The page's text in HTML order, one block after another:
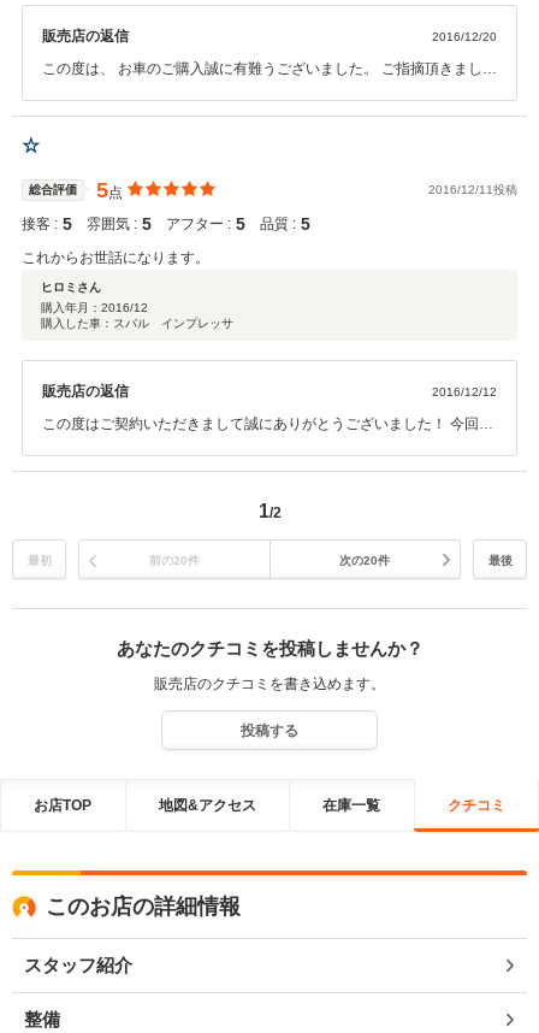
販売店の返信 2016/12/20
この度は、 お車のご購入誠に有難うございました。 ご指摘頂きました
ポートも充実しておりますので 引き続きカーライフを全力でサポート
☆
総合評価 5点 2016/12/11投稿
接客 : 5 雰囲気 : 5 アフター : 5 品質 : 5
これからお世話になります。
ヒロミさん
購入年月： 2016/12
購入した車：スバル インプレッサ
販売店の返信 2016/12/12
この度はご契約いただきまして誠にありがとうございました！ 今回は
ます。 今後とも、どうぞ宜しくお願い致します！！！
1/2
最初 前の20件 次の20件 最後
あなたのクチコミを投稿しませんか？
販売店のクチコミを書き込めます。
投稿する
お店TOP 地図&アクセス 在庫一覧 クチコミ
このお店の詳細情報
スタッフ紹介
整備